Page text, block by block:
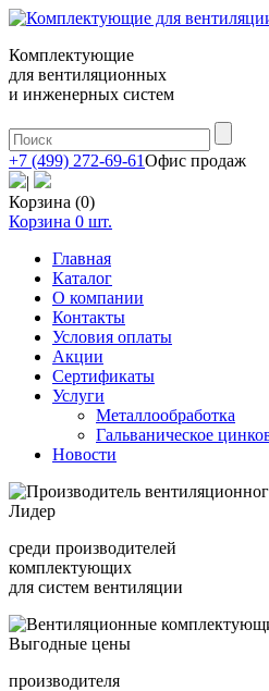
Комплектующие
для вентиляционных
и инженерных систем
+7 (499) 272-69-61Офис продаж
|
Корзина (0)
Корзина 0 шт.
Главная
Каталог
О компании
Контакты
Условия оплаты
Акции
Сертификаты
Услуги
Металлообработка
Гальваническое
Новости
Лидер
среди производителей
комплектующих
для систем вентиляции
Выгодные цены
производителя